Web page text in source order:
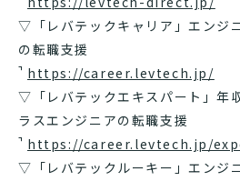
▽「レバテックキャリア」エンジ
の転職支援
https://career.levtech.jp/
▽「レバテックエキスパート」年
ラスエンジニアの転職支援
https://career.levtech.jp/
▽「レバテックルーキー」エンジ